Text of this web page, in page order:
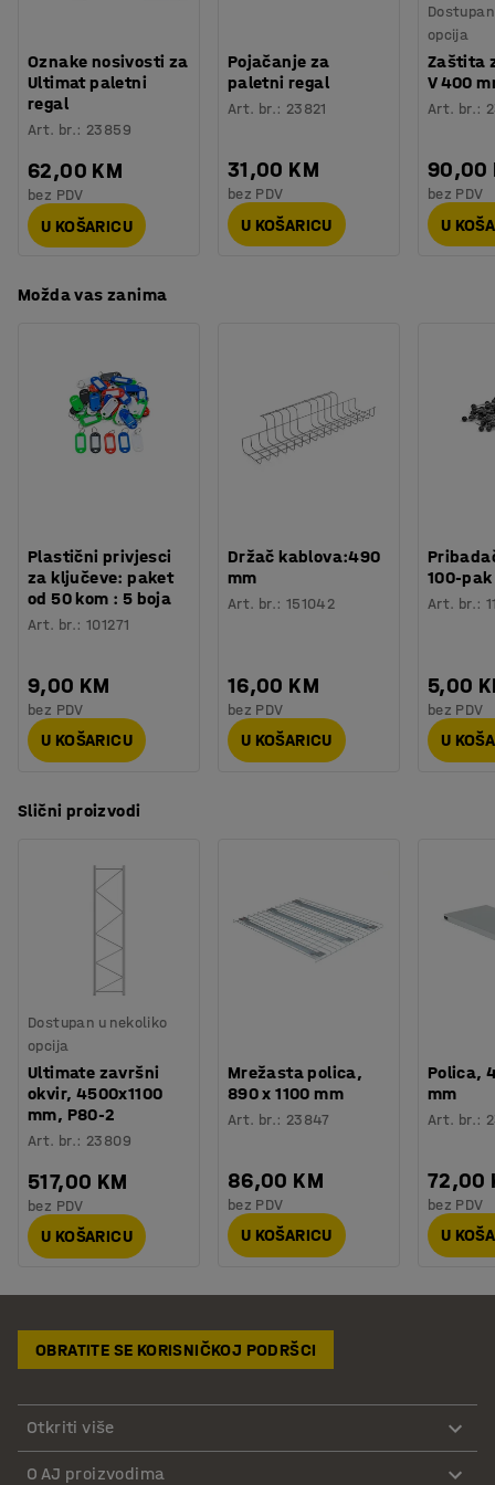
Oznake nosivosti za
Ultimat paletni
regal
Art. br.: 23859
62,00 KM
bez PDV
U KOŠARICU
Pojačanje za
paletni regal
Art. br.: 23821
31,00 KM
bez PDV
U KOŠARICU
opcija
Zaštita
V 400
Art. br.:
90,00
bez PDV
U
Možda vas zanima
Plastični privjesci
za ključeve: paket
od 50 kom : 5 boja
Art. br.:101271
9,00 KM
bez PDV
U KOŠARICU
Držač kablova:490
mm
Art. br.: 151042
16,00 KM
bez PDV
U KOŠARICU
100-pak
Art. br.:
5,00
bez PDV
U
Slični proizvodi
Dostupan u nekoliko
opcija
Ultimate završni
okvir, 4500x1100
mm, P80-2
Art. br.: 23809
517,00 KM
bez PDV
U KOŠARICU
Mrežasta polica,
890 x 1100 mm
Art. br.: 23847
86,00 KM
bez PDV
U KOŠARICU
Polica,
mm
Art. br.:
72,00
bez PDV
U
OBRATITE SE KORISNIČKOJ PODRŠCI
Otkriti više
O AJ proizvodima